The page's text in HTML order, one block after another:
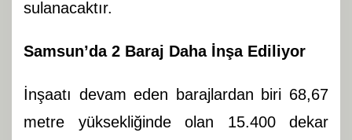
sulanacaktır.
Samsun’da 2 Baraj Daha İnşa Ediliyor
İnşaatı devam eden barajlardan biri 68,67
metre yüksekliğinde olan 15.400 dekar